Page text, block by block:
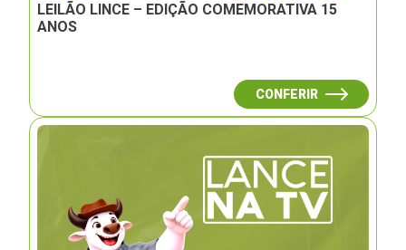
LEILÃO LINCE – EDIÇÃO COMEMORATIVA 15
ANOS
CONFERIR